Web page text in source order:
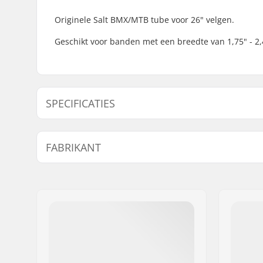
Originele Salt BMX/MTB tube voor 26" velgen.
Geschikt voor banden met een breedte van 1,75" -
SPECIFICATIES
BMX Discipline:
Freestyle
Ventiel Type:
Schrader
FABRIKANT